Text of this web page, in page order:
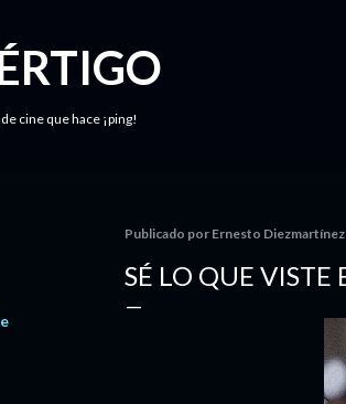
cine que hace ¡ping!
Publicado por Ernesto Diezmartínez
SÉ LO QUE VISTE